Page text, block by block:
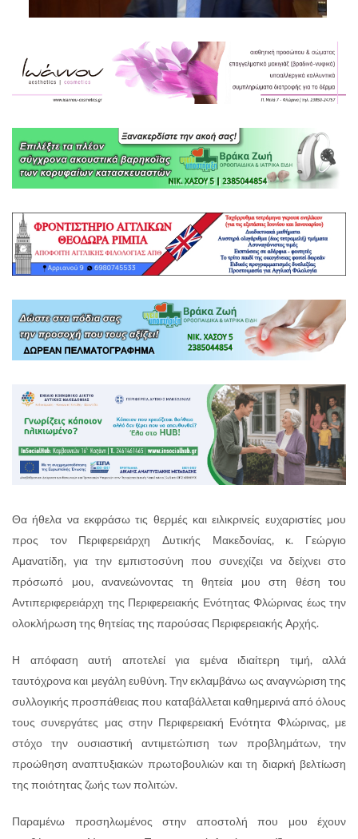
Θα ήθελα να εκφράσω τις θερμές και ειλικρινείς ευχαριστίες μου
προς τον Περιφερειάρχη Δυτικής Μακεδονίας, κ. Γεώργιο
Αμανατίδη, για την εμπιστοσύνη που συνεχίζει να δείχνει στο
πρόσωπό μου, ανανεώνοντας τη θητεία μου στη θέση του
Αντιπεριφερειάρχη της Περιφερειακής Ενότητας Φλώρινας έως την
ολοκλήρωση της θητείας της παρούσας Περιφερειακής Αρχής.
Η απόφαση αυτή αποτελεί για εμένα ιδιαίτερη τιμή, αλλά
ταυτόχρονα και μεγάλη ευθύνη. Την εκλαμβάνω ως αναγνώριση της
συλλογικής προσπάθειας που καταβάλλεται καθημερινά από όλους
τους συνεργάτες μας στην Περιφερειακή Ενότητα Φλώρινας, με
στόχο την ουσιαστική αντιμετώπιση των προβλημάτων, την
προώθηση αναπτυξιακών πρωτοβουλιών και τη διαρκή βελτίωση
της ποιότητας ζωής των πολιτών.
Παραμένω προσηλωμένος στην αποστολή που μου έχουν